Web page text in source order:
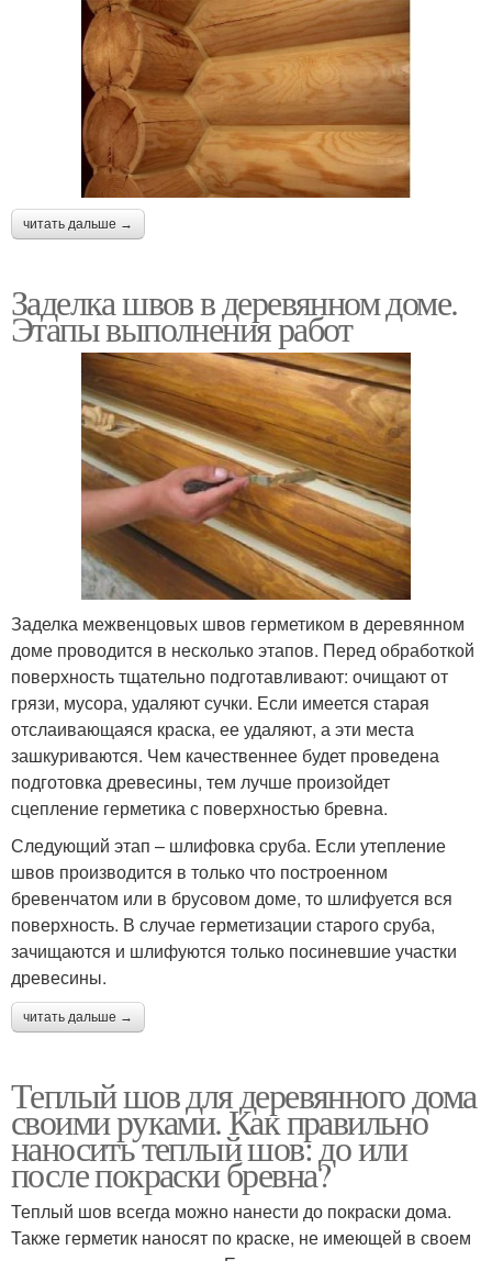
читать дальше →
Заделка швов в деревянном доме.
Этапы выполнения работ
Заделка межвенцовых швов герметиком в деревянном
доме проводится в несколько этапов. Перед обработкой
поверхность тщательно подготавливают: очищают от
грязи, мусора, удаляют сучки. Если имеется старая
отслаивающаяся краска, ее удаляют, а эти места
зашкуриваются. Чем качественнее будет проведена
подготовка древесины, тем лучше произойдет
сцепление герметика с поверхностью бревна.
Следующий этап – шлифовка сруба. Если утепление
швов производится в только что построенном
бревенчатом или в брусовом доме, то шлифуется вся
поверхность. В случае герметизации старого сруба,
зачищаются и шлифуются только посиневшие участки
древесины.
читать дальше →
Теплый шов для деревянного дома
своими руками. Как правильно
наносить теплый шов: до или
после покраски бревна?
Теплый шов всегда можно нанести до покраски дома.
Также герметик наносят по краске, не имеющей в своем